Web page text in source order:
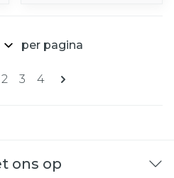
Pagina's
momenteel pagina
Pagina
2 Pagina
3 Pagina
4
per pagina
ons op